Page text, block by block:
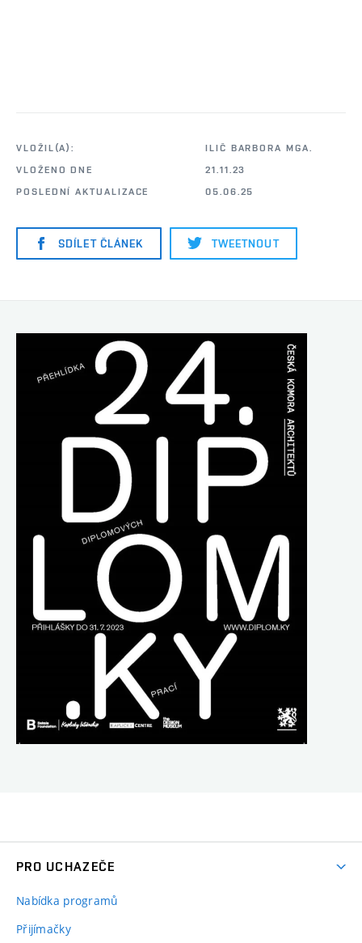
VLOŽIL(A):
ILIČ BARBORA MGA.
VLOŽENO DNE
21.11.23
POSLEDNÍ AKTUALIZACE
05.06.25
SDÍLET ČLÁNEK TWEETNOUT
PRO UCHAZEČE
Nabídka programů
Přijímačky